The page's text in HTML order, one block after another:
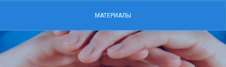
МАТЕРИАЛЫ